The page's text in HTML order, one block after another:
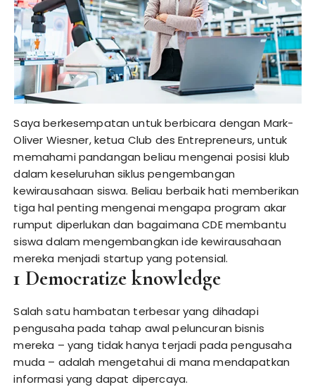
Saya berkesempatan untuk berbicara dengan Mark-
Oliver Wiesner, ketua Club des Entrepreneurs, untuk
memahami pandangan beliau mengenai posisi klub
dalam keseluruhan siklus pengembangan
kewirausahaan siswa. Beliau berbaik hati memberikan
tiga hal penting mengenai mengapa program akar
rumput diperlukan dan bagaimana CDE membantu
siswa dalam mengembangkan ide kewirausahaan
mereka menjadi startup yang potensial.
1 Democratize knowledge
Salah satu hambatan terbesar yang dihadapi
pengusaha pada tahap awal peluncuran bisnis
mereka – yang tidak hanya terjadi pada pengusaha
muda – adalah mengetahui di mana mendapatkan
informasi yang dapat dipercaya.